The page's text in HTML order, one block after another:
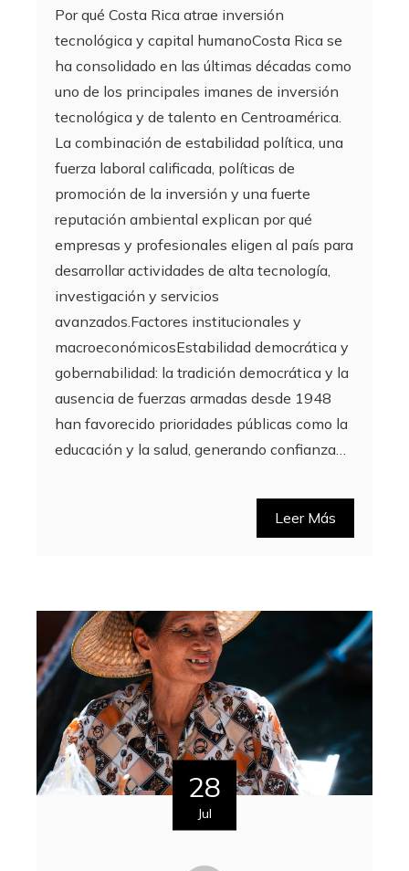
Por qué Costa Rica atrae inversión
tecnológica y capital humanoCosta Rica se
ha consolidado en las últimas décadas como
uno de los principales imanes de inversión
tecnológica y de talento en Centroamérica.
La combinación de estabilidad política, una
fuerza laboral calificada, políticas de
promoción de la inversión y una fuerte
reputación ambiental explican por qué
empresas y profesionales eligen al país para
desarrollar actividades de alta tecnología,
investigación y servicios
avanzados.Factores institucionales y
macroeconómicosEstabilidad democrática y
gobernabilidad: la tradición democrática y la
ausencia de fuerzas armadas desde 1948
han favorecido prioridades públicas como la
educación y la salud, generando confianza…
Leer Más
28
Jul